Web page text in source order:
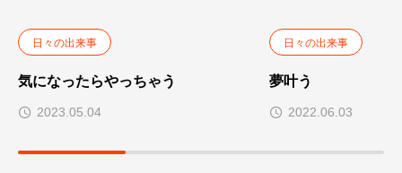
日々の出来事
気になったらやっちゃう
2023.05.04
日々の出来事
夢叶う
2022.06.03